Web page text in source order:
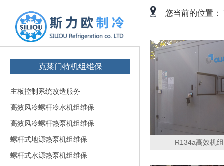
克莱门特机组维保
主板控制系统改造服务
高效风冷螺杆冷水机组维保
高效风冷螺杆热泵机组维保
螺杆式地源热泵机组维保
螺杆式水源热泵机组维保
您当前的位置：
R134a高效机